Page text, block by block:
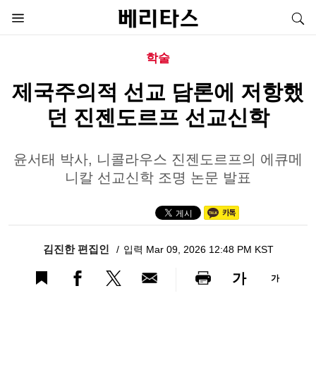
학술
제국주의적 선교 담론에 저항했
던 진젠도르프 선교신학
윤서태 박사, 니콜라우스 진젠도르프의 에큐메
니칼 선교신학 조명 논문 발표
김진한 편집인 입력 Mar 09, 2026 12:48 PM KST
가 가